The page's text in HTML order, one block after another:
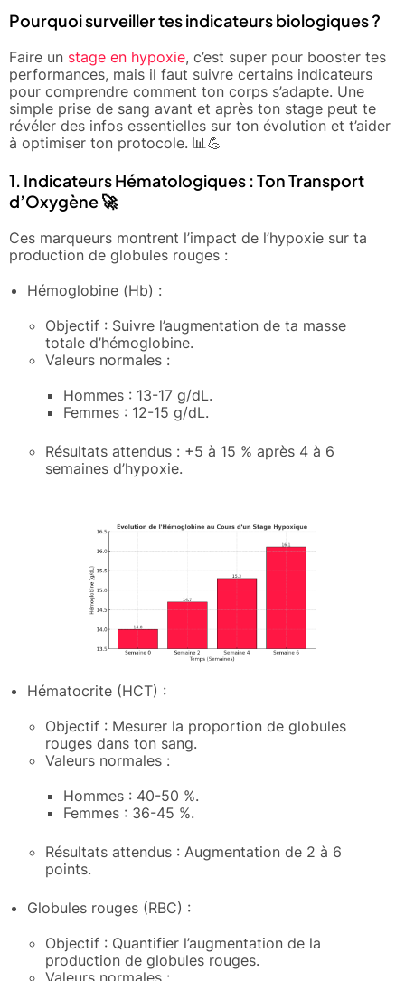
Pourquoi surveiller tes indicateurs biologiques ?
Faire un stage en hypoxie, c’est super pour booster tes
performances, mais il faut suivre certains indicateurs
pour comprendre comment ton corps s’adapte. Une
simple prise de sang avant et après ton stage peut te
révéler des infos essentielles sur ton évolution et t’aider
à optimiser ton protocole. 📊💪
1. Indicateurs Hématologiques : Ton Transport
d’Oxygène 🚀
Ces marqueurs montrent l’impact de l’hypoxie sur ta
production de globules rouges :
Hémoglobine (Hb) :
Objectif : Suivre l’augmentation de ta masse
totale d’hémoglobine.
Valeurs normales :
Hommes : 13-17 g/dL.
Femmes : 12-15 g/dL.
Résultats attendus : +5 à 15 % après 4 à 6
semaines d’hypoxie.
Hématocrite (HCT) :
Objectif : Mesurer la proportion de globules
rouges dans ton sang.
Valeurs normales :
Hommes : 40-50 %.
Femmes : 36-45 %.
Résultats attendus : Augmentation de 2 à 6
points.
Globules rouges (RBC) :
Objectif : Quantifier l’augmentation de la
production de globules rouges.
Valeurs normales :